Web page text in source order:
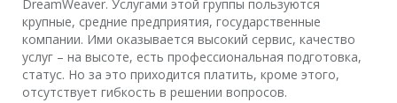
DreamWeaver. Услугами этой группы пользуются
крупные, средние предприятия, государственные
компании. Ими оказывается высокий сервис, качество
услуг – на высоте, есть профессиональная подготовка,
статус. Но за это приходится платить, кроме этого,
отсутствует гибкость в решении вопросов.